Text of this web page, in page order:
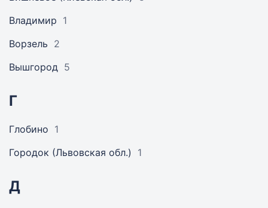
Владимир 1
Ворзель 2
Вышгород 5
Г
Глобино 1
Городок (Львовская обл.)
1
Д